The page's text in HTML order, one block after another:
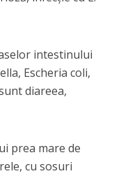
intestinului
Escheria coli,
diareea,
prea mare de
cu sosuri